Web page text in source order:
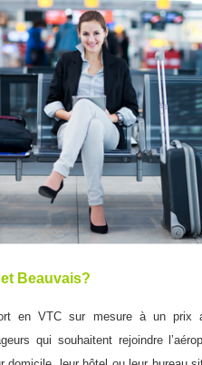
Beauvais?
en VTC sur mesure à un prix
qui souhaitent rejoindre l’